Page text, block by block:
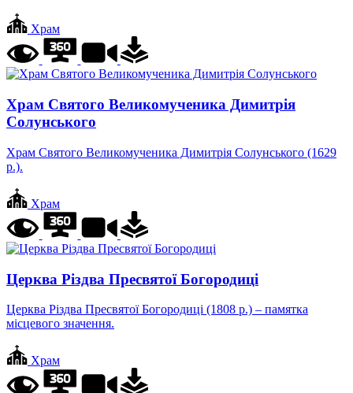
Храм
Храм Святого Великомученика Димитрія
Солунського
Храм Святого Великомученика Димитрія Солунського (1629
р.).
Храм
Церква Різдва Пресвятої Богородиці
Церква Різдва Пресвятої Богородиці (1808 р.) – памятка
місцевого значення.
Храм